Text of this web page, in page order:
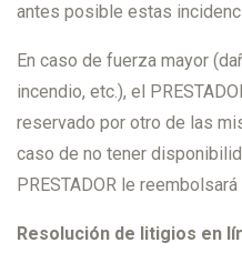
antes posible estas
En caso de fuerza mayor
incendio, etc.), el
reservado por otro de las
caso de no tener
PRESTADOR le
Resolución de litigios en